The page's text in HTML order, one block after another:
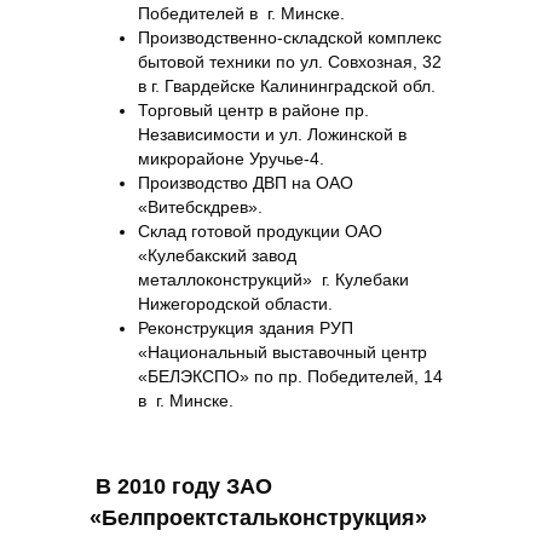
Победителей в г. Минске.
Производственно-складской комплекс
бытовой техники по ул. Совхозная, 32
в г. Гвардейске Калининградской обл.
Торговый центр в районе пр.
Независимости и ул. Ложинской в
микрорайоне Уручье‑4.
Производство ДВП на ОАО
«Витебскдрев».
Склад готовой продукции ОАО
«Кулебакский завод
металлоконструкций» г. Кулебаки
Нижегородской области.
Реконструкция здания РУП
«Национальный выставочный центр
«БЕЛЭКСПО» по пр. Победителей, 14
в г. Минске.
В 2010 году ЗАО
«Белпроектстальконструкция»